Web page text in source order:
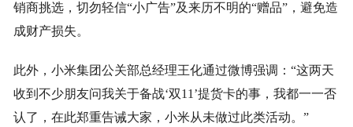
销商挑选，切勿轻信“小广告”及来历不明的“赠品”，避免造
成财产损失。
此外，小米集团公关部总经理王化通过微博强调：“这两天
收到不少朋友问我关于备战‘双11’提货卡的事，我都一一否
认了，在此郑重告诫大家，小米从未做过此类活动。”